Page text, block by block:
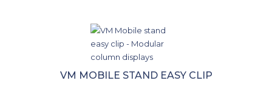
VM MOBILE STAND EASY CLIP